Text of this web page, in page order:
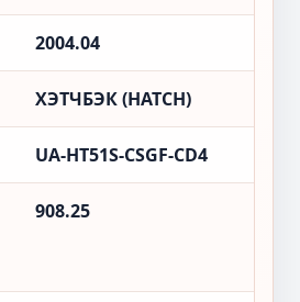
2004.04
ХЭТЧБЭК (HATCH)
UA-HT51S-CSGF-CD4
908.25